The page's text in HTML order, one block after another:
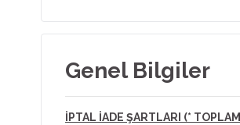
Genel Bilgiler
İPTAL İADE ŞARTLARI (*